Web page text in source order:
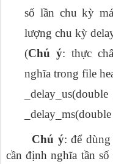
số lần chu kỳ
lượng chu kỳ
(Chú ý: thực
nghĩa trong file
Chú ý: để dùng
cần định nghĩa tần